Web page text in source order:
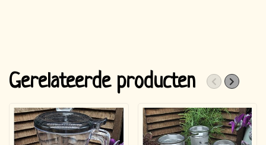
Gerelateerde producten